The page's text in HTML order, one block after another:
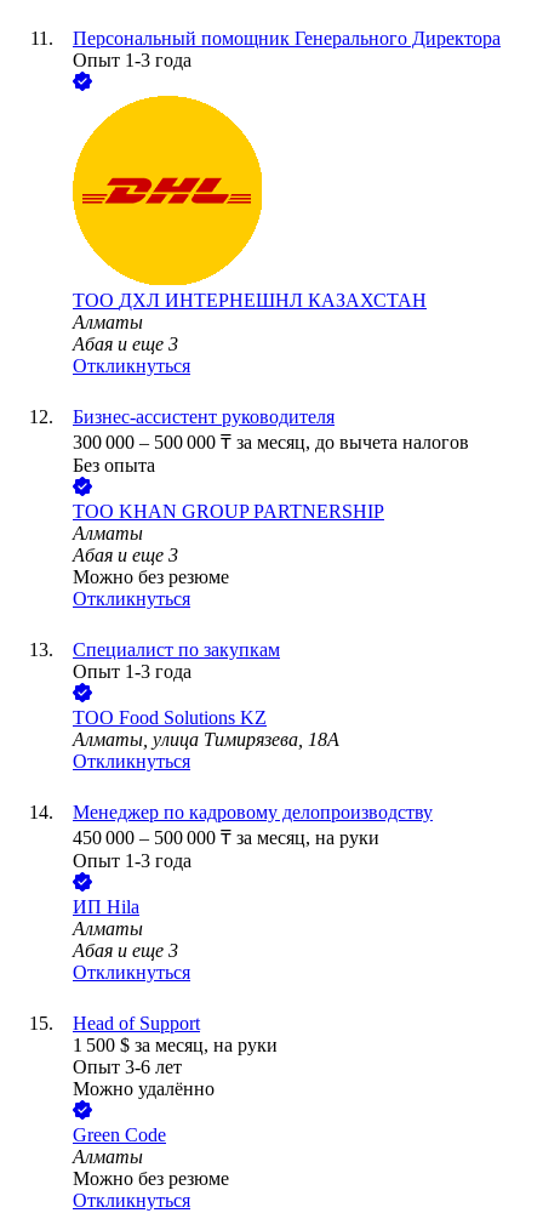
Персональный помощник Генерального Директора
Опыт 1-3 года
ТОО ДХЛ ИНТЕРНЕШНЛ КАЗАХСТАН
Алматы
Абая и еще 3
Откликнуться
Бизнес-ассистент руководителя
300 000 – 500 000 ₸ за месяц, до вычета налогов
Без опыта
ТОО KHAN GROUP PARTNERSHIP
Алматы
Абая и еще 3
Можно без резюме
Откликнуться
Специалист по закупкам
Опыт 1-3 года
ТОО Food Solutions KZ
Алматы, улица Тимирязева, 18А
Откликнуться
Менеджер по кадровому делопроизводству
450 000 – 500 000 ₸ за месяц, на руки
Опыт 1-3 года
ИП Hila
Алматы
Абая и еще 3
Откликнуться
Head of Support
1 500 $ за месяц, на руки
Опыт 3-6 лет
Можно удалённо
Green Code
Алматы
Можно без резюме
Откликнуться